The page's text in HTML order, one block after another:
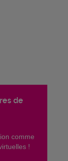
de
comme
!